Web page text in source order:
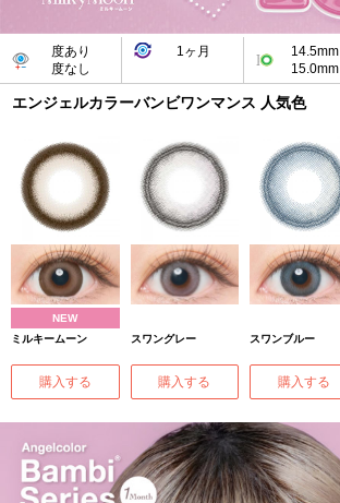
度あり
度なし
1ヶ月
14.5mm
15.0mm
エンジェルカラーバンビワンマンス 人気色
NEW
ミルキームーン
購入する
スワングレー
購入する
スワンブルー
購入する